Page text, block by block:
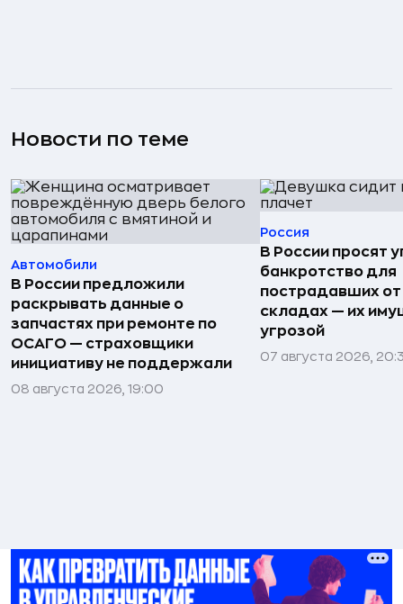
Новости по теме
Автомобили
В России предложили
раскрывать данные о
запчастях при ремонте по
ОСАГО — страховщики
инициативу не поддержали
08 августа 2026, 19:00
Россия
В России просят
банкротство для
пострадавших
складах — их
угрозой
07 августа 2026,